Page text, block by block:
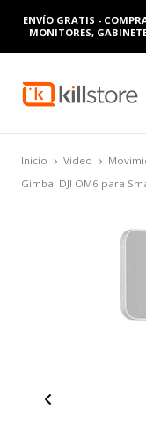
ENVÍO GRATIS -
MONITORES,
Inicio Video
Gimbal DJI OM6 para